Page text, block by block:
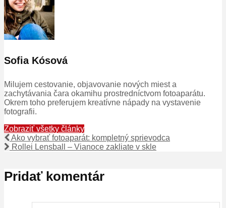
Sofia Kósová
Milujem cestovanie, objavovanie nových miest a
zachytávania čara okamihu prostredníctvom fotoaparátu.
Okrem toho preferujem kreatívne nápady na vystavenie
fotografii.
Zobraziť všetky články
Ako vybrať fotoaparát: kompletný sprievodca
Rollei Lensball – Vianoce zakliate v skle
Pridať komentár